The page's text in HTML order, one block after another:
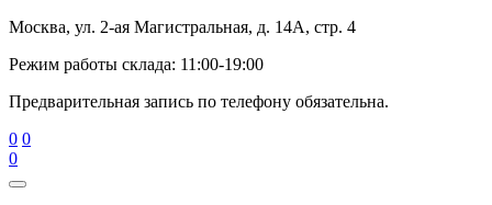
Москва, ул. 2-ая Магистральная, д. 14А, стр. 4
Режим работы склада: 11:00-19:00
Предварительная запись по телефону обязательна.
0 0
0